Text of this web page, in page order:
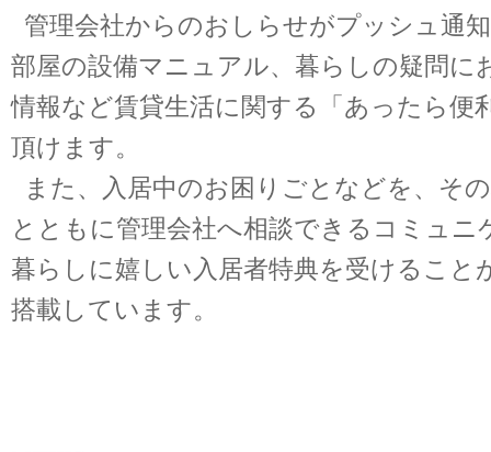
管理会社からのおしらせがプッシュ通
部屋の設備マニュアル、暮らしの疑問に
情報など賃貸生活に関する「あったら便
頂けます。
また、入居中のお困りごとなどを、そ
とともに管理会社へ相談できるコミュ
暮らしに嬉しい入居者特典を受けること
搭載しています。